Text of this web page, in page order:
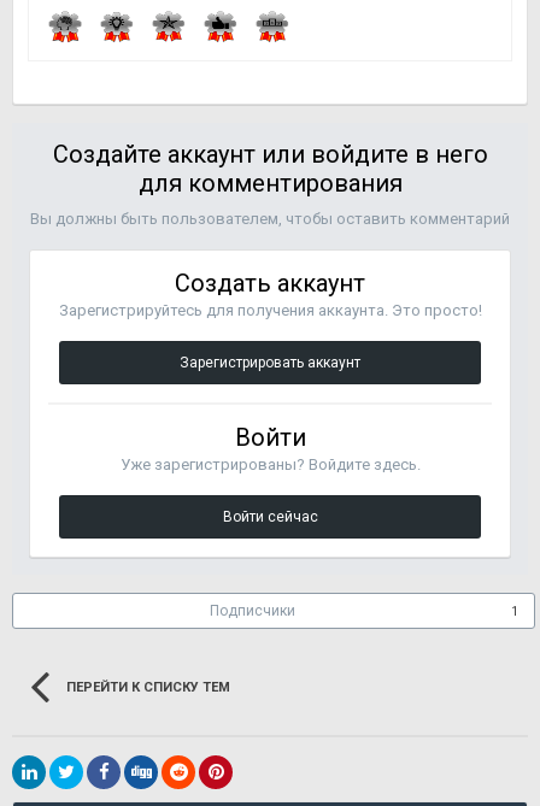
Создайте аккаунт или войдите в него
для комментирования
Вы должны быть пользователем, чтобы оставить комментарий
Создать аккаунт
Зарегистрируйтесь для получения аккаунта. Это просто!
Зарегистрировать аккаунт
Войти
Уже зарегистрированы? Войдите здесь.
Войти сейчас
Подписчики 1
ПЕРЕЙТИ К СПИСКУ ТЕМ